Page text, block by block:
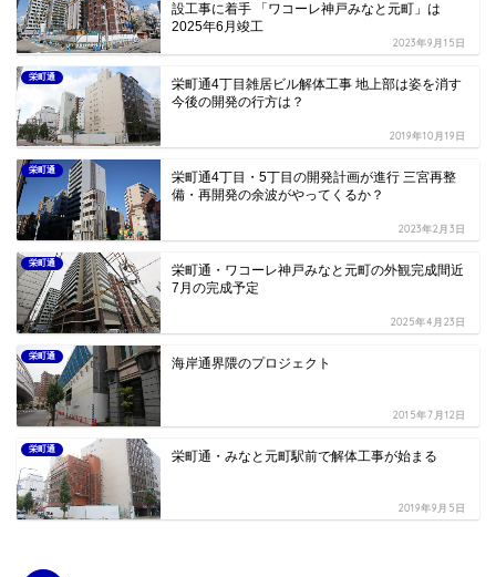
設工事に着手 「ワコーレ神戸みなと元町」は
2025年6月竣工
2023年9月15日
栄町通
栄町通4丁目雑居ビル解体工事 地上部は姿を消す
今後の開発の行方は？
2019年10月19日
栄町通
栄町通4丁目・5丁目の開発計画が進行 三宮再整
備・再開発の余波がやってくるか？
2023年2月3日
栄町通
栄町通・ワコーレ神戸みなと元町の外観完成間近
7月の完成予定
2025年4月23日
栄町通 海岸通界隈のプロジェクト
2015年7月12日
栄町通 栄町通・みなと元町駅前で解体工事が始まる
2019年9月5日